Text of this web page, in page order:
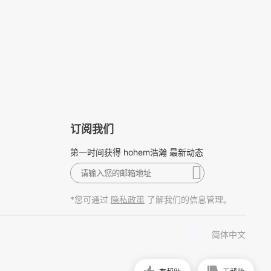
订阅我们
第一时间获得 hohem浩瀚 最新动态
*您可通过 隐私政策 了解我们的信息管理。
简体中文